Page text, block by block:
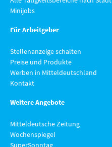
Minijobs
Für Arbeitgeber
Stellenanzeige schalten
Preise und Produkte
Werben in Mitteldeutschland
Kontakt
Weitere Angebote
Mitteldeutsche Zeitung
Wochenspiegel
SuperSonntag